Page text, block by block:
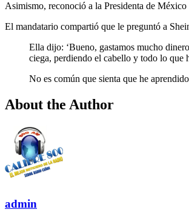
Asimismo, reconoció a la Presidenta de
El mandatario compartió que le preguntó a
Ella dijo: ‘Bueno, gastamos mucho
ciega, perdiendo el cabello y todo lo que
No es común que sienta que he
About the Author
admin